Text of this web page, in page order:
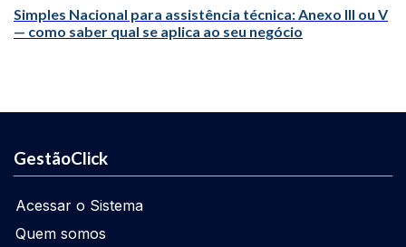
Simples Nacional para assistência técnica: Anexo III ou V
— como saber qual se aplica ao seu negócio
GestãoClick
Acessar o Sistema
Quem somos